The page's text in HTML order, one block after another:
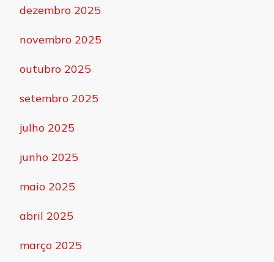
dezembro 2025
novembro 2025
outubro 2025
setembro 2025
julho 2025
junho 2025
maio 2025
abril 2025
março 2025